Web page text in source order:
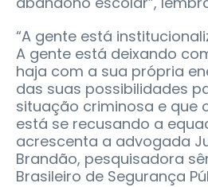
“A gente está
A gente está deixando
haja com a sua própria
das suas possibilidades
situação criminosa e que
está se recusando a
acrescenta a advogada
Brandão, pesquisadora
Brasileiro de Segurança